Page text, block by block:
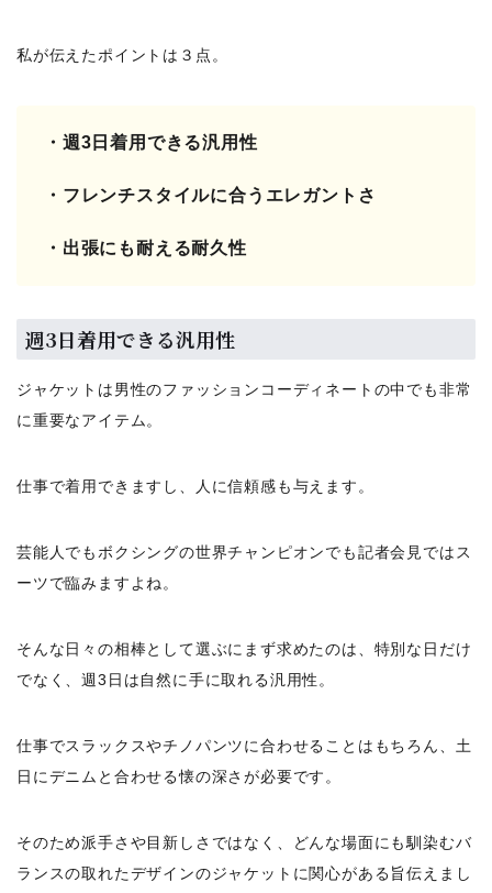
私が伝えたポイントは３点。
・週3日着用できる汎用性
・フレンチスタイルに合うエレガントさ
・出張にも耐える耐久性
週3日着用できる汎用性
ジャケットは男性のファッションコーディネートの中でも非常
に重要なアイテム。
仕事で着用できますし、人に信頼感も与えます。
芸能人でもボクシングの世界チャンピオンでも記者会見ではス
ーツで臨みますよね。
そんな日々の相棒として選ぶにまず求めたのは、特別な日だけ
でなく、週3日は自然に手に取れる汎用性。
仕事でスラックスやチノパンツに合わせることはもちろん、土
日にデニムと合わせる懐の深さが必要です。
そのため派手さや目新しさではなく、どんな場面にも馴染むバ
ランスの取れたデザインのジャケットに関心がある旨伝えまし